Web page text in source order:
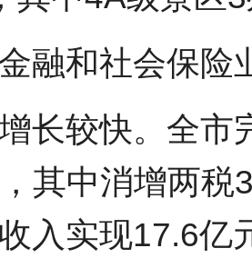
融和社会保险
长较快。全市
其中消增两税
入实现17.6亿